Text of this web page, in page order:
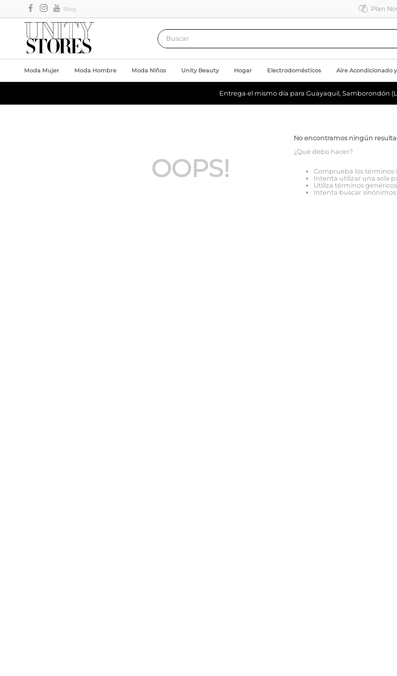
Blog Plan
Buscar
Moda Mujer Moda Hombre Moda Niños Unity Beauty Hogar Electrodomésticos Aire Acondicionado
Entrega el mismo día para Guayaquil, Samborondón
OOPS!
No encontramos ningún
¿Qué debo hacer?
Comprueba los términos
Intenta utilizar una sola
Utiliza términos
Intenta buscar